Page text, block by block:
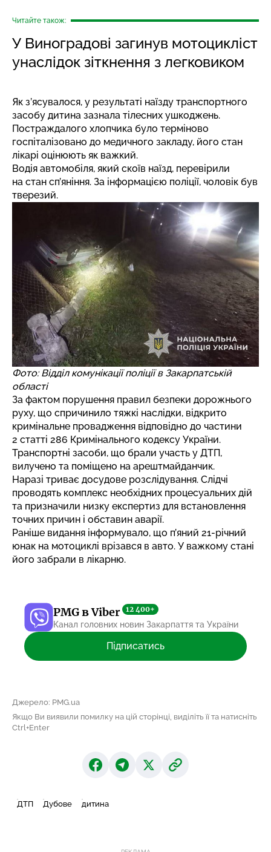
Читайте також:
У Виноградові загинув мотоцикліст
унаслідок зіткнення з легковиком
Як з’ясувалося, у результаті наїзду транспортного
засобу дитина зазнала тілесних ушкоджень.
Постраждалого хлопчика було терміново
госпіталізовано до медичного закладу, його стан
лікарі оцінюють як важкий.
Водія автомобіля, який скоїв наїзд, перевірили
на стан сп’яніння. За інформацією поліції, чоловік був
тверезий.
Фото: Відділ комунікації поліції в Закарпатській
області
За фактом порушення правил безпеки дорожнього
руху, що спричинило тяжкі наслідки, відкрито
кримінальне провадження відповідно до частини
2 статті 286 Кримінального кодексу України.
Транспортні засоби, що брали участь у ДТП,
вилучено та поміщено на арештмайданчик.
Наразі триває досудове розслідування. Слідчі
проводять комплекс необхідних процесуальних дій
та призначили низку експертиз для встановлення
точних причин і обставин аварії.
Раніше видання інформувало, що п’яний 21-річний
юнак на мотоциклі врізався в авто. У важкому стані
його забрали в лікарню.
PMG в Viber 12 400+
Канал головних новин Закарпаття та України
Підписатись
Джерело: PMG.ua
Якщо Ви виявили помилку на цій сторінці, виділіть її та натисніть
Ctrl+Enter
ДТП Дубове дитина